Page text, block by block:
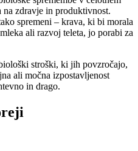
zdravje in produktivnost.
spremeni – krava, ki bi morala
ali razvoj teleta, jo porabi za
stroški, ki jih povzročajo,
ali močna izpostavljenost
in drago.